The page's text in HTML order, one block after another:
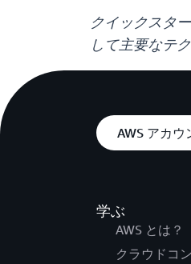
クイックスタ
して主要なテ
AWS アカウ
学ぶ
AWS とは？
クラウドコ